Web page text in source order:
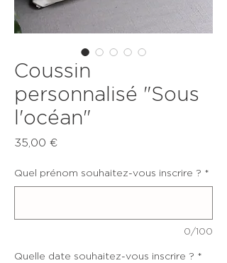
Coussin
personnalisé "Sous
l'océan"
35,00 €Prix
Quel prénom souhaitez-vous inscrire ? *
0/100
Quelle date souhaitez-vous inscrire ? *